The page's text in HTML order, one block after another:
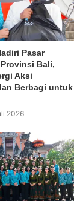
Pasar
Bali,
Aksi
Berbagi untuk
2026